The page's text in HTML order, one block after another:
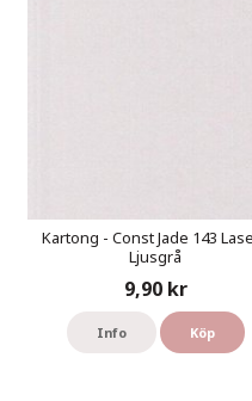
Kartong - Const Jade 143
Ljusgrå
9,90 kr
Info Köp